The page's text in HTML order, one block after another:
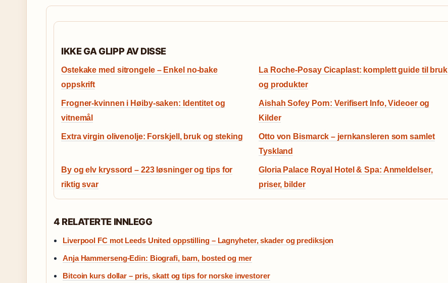
IKKE GA GLIPP AV DISSE
Ostekake med sitrongele – Enkel no-bake
oppskrift
La Roche-Posay Cicaplast: komplett guide til bruk
og produkter
Frogner-kvinnen i Høiby-saken: Identitet og
vitnemål
Aishah Sofey Porn: Verifisert Info, Videoer og
Kilder
Extra virgin olivenolje: Forskjell, bruk og steking
Otto von Bismarck – jernkansleren som samlet
Tyskland
By og elv kryssord – 223 løsninger og tips for
riktig svar
Gloria Palace Royal Hotel & Spa: Anmeldelser,
priser, bilder
4 RELATERTE INNLEGG
Liverpool FC mot Leeds United oppstilling – Lagnyheter, skader og prediksjon
Anja Hammerseng-Edin: Biografi, barn, bosted og mer
Bitcoin kurs dollar – pris, skatt og tips for norske investorer